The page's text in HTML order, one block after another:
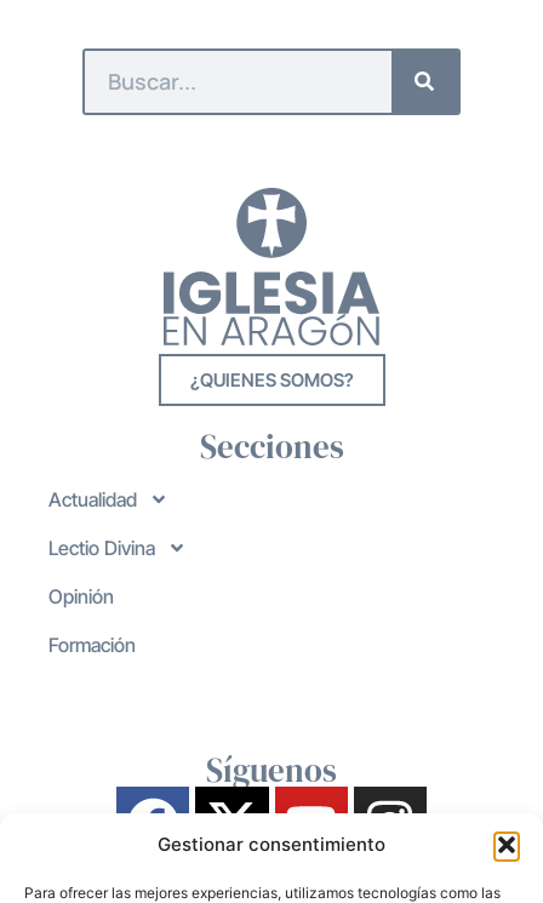
Gestionar consentimiento
Para ofrecer las mejores experiencias, utilizamos tecnologías como las
¿QUIENES SOMOS?
Secciones
Actualidad
Lectio Divina
Opinión
Formación
Síguenos